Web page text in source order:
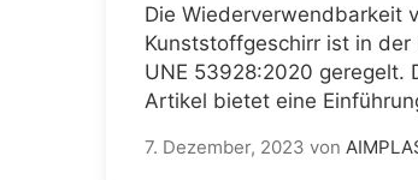
Die Wiederverwendbarkeit
Kunststoffgeschirr ist in der
UNE 53928:2020 geregelt.
Artikel bietet eine
7. Dezember, 2023 von